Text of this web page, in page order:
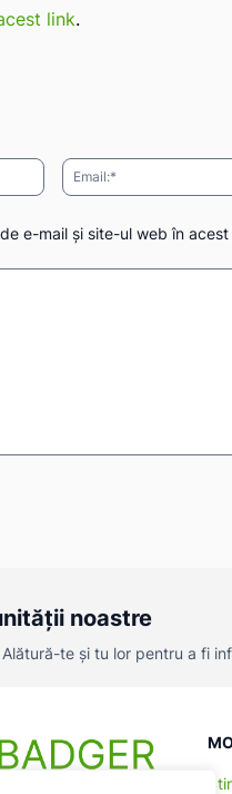
link.
Nume:*
e-mail și site-ul web în
noastre
te și tu lor pentru a fi